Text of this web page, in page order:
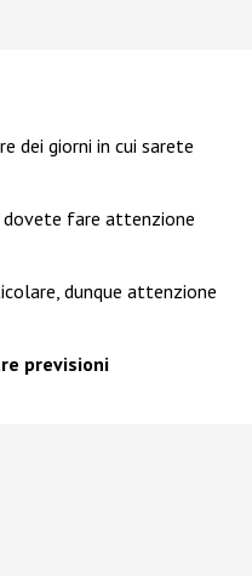
dei giorni in cui sarete
dovete fare attenzione
dunque attenzione
previsioni